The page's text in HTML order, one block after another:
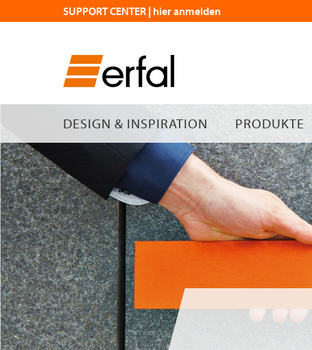
DESIGN & INSPIRATION PRODUKTE
SUPPORT CENTER | hier anmelden